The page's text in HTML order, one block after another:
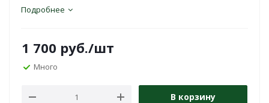
Подробнее
1 700 руб./шт
Много
В корзину